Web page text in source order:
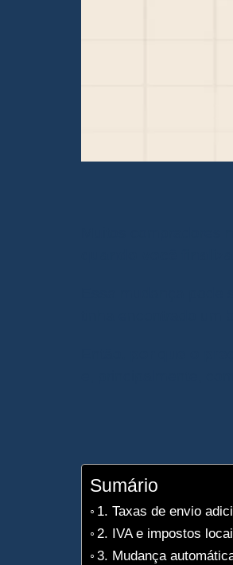
Sumário
1. Taxas de envio
2. IVA e impostos
3. Mudança